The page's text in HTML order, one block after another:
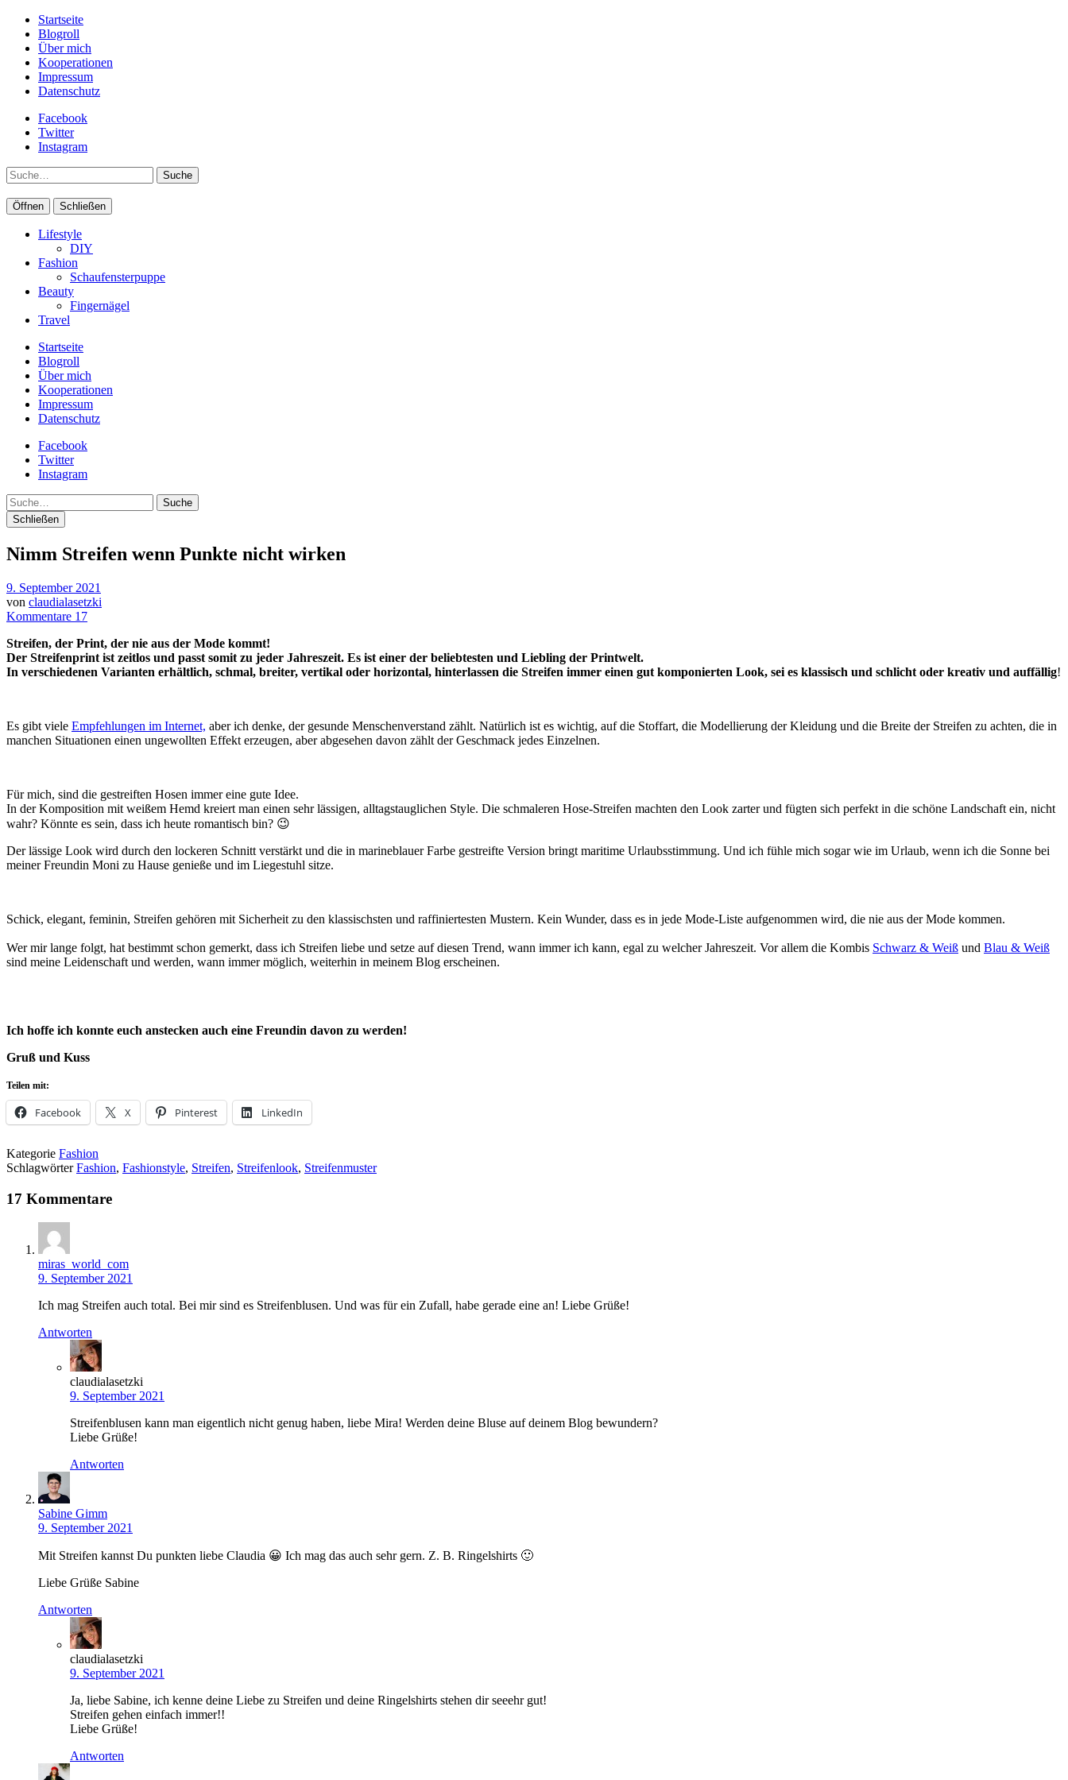
Startseite
Blogroll
Über mich
Kooperationen
Impressum
Datenschutz
Facebook
Twitter
Instagram
Suche
Öffnen Schließen
Lifestyle
DIY
Fashion
Schaufensterpuppe
Beauty
Fingernägel
Travel
Startseite
Blogroll
Über mich
Kooperationen
Impressum
Datenschutz
Facebook
Twitter
Instagram
Suche
Schließen
Nimm Streifen wenn Punkte nicht wirken
9. September 2021
von claudialasetzki
Kommentare 17
Streifen, der Print, der nie aus der Mode kommt!
Der Streifenprint ist zeitlos und passt somit zu jeder Jahreszeit. Es ist einer der beliebtesten und Liebling der Printwelt.
In verschiedenen Varianten erhältlich, schmal, breiter, vertikal oder horizontal, hinterlassen die Streifen immer einen gut komponierten Look, sei es klassisch und schlicht oder kreativ und auffällig!
Es gibt viele Empfehlungen im Internet, aber ich denke, der gesunde Menschenverstand zählt. Natürlich ist es wichtig, auf die Stoffart, die Modellierung der Kleidung und die Breite der Streifen zu achten, die in
manchen Situationen einen ungewollten Effekt erzeugen, aber abgesehen davon zählt der Geschmack jedes Einzelnen.
Für mich, sind die gestreiften Hosen immer eine gute Idee.
In der Komposition mit weißem Hemd kreiert man einen sehr lässigen, alltagstauglichen Style. Die schmaleren Hose-Streifen machten den Look zarter und fügten sich perfekt in die schöne Landschaft ein, nicht
wahr? Könnte es sein, dass ich heute romantisch bin? 😉
Der lässige Look wird durch den lockeren Schnitt verstärkt und die in marineblauer Farbe gestreifte Version bringt maritime Urlaubsstimmung. Und ich fühle mich sogar wie im Urlaub, wenn ich die Sonne bei
meiner Freundin Moni zu Hause genieße und im Liegestuhl sitze.
Schick, elegant, feminin, Streifen gehören mit Sicherheit zu den klassischsten und raffiniertesten Mustern. Kein Wunder, dass es in jede Mode-Liste aufgenommen wird, die nie aus der Mode kommen.
Wer mir lange folgt, hat bestimmt schon gemerkt, dass ich Streifen liebe und setze auf diesen Trend, wann immer ich kann, egal zu welcher Jahreszeit. Vor allem die Kombis Schwarz & Weiß und Blau & Weiß
sind meine Leidenschaft und werden, wann immer möglich, weiterhin in meinem Blog erscheinen.
Ich hoffe ich konnte euch anstecken auch eine Freundin davon zu werden!
Gruß und Kuss
Teilen mit:
Facebook X Pinterest LinkedIn
Kategorie Fashion
SchlagwörterFashion, Fashionstyle, Streifen, Streifenlook, Streifenmuster
17 Kommentare
miras_world_com
9. September 2021
Ich mag Streifen auch total. Bei mir sind es Streifenblusen. Und was für ein Zufall, habe gerade eine an! Liebe Grüße!
Antworten
claudialasetzki
9. September 2021
Streifenblusen kann man eigentlich nicht genug haben, liebe Mira! Werden deine Bluse auf deinem Blog bewundern?
Liebe Grüße!
Antworten
Sabine Gimm
9. September 2021
Mit Streifen kannst Du punkten liebe Claudia 😀 Ich mag das auch sehr gern. Z. B. Ringelshirts 🙂
Liebe Grüße Sabine
Antworten
claudialasetzki
9. September 2021
Ja, liebe Sabine, ich kenne deine Liebe zu Streifen und deine Ringelshirts stehen dir seeehr gut!
Streifen gehen einfach immer!!
Liebe Grüße!
Antworten